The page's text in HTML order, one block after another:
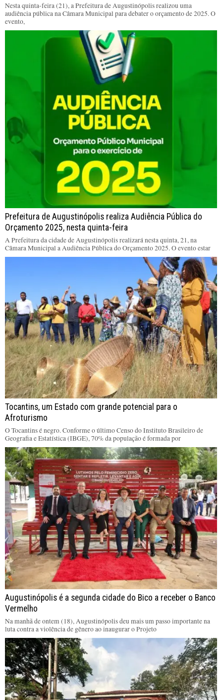
Nesta quinta-feira (21), a Prefeitura de Augustinópolis realizou uma
audiência pública na Câmara Municipal para debater o orçamento de 2025. O
evento,
Prefeitura de Augustinópolis realiza Audiência Pública do
Orçamento 2025, nesta quinta-feira
A Prefeitura da cidade de Augustinópolis realizará nesta quinta, 21, na
Câmara Municipal a Audiência Pública do Orçamento 2025. O evento estar
Tocantins, um Estado com grande potencial para o
Afroturismo
O Tocantins é negro. Conforme o último Censo do Instituto Brasileiro de
Geografia e Estatística (IBGE), 70% da população é formada por
Augustinópolis é a segunda cidade do Bico a receber o Banco
Vermelho
Na manhã de ontem (18), Augustinópolis deu mais um passo importante na
luta contra a violência de gênero ao inaugurar o Projeto